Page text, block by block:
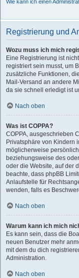
Wie kann ich einen
Registrierung und
Wozu muss ich mich
Eine Registrierung ist
registriert sein musst, um
zusätzliche Funktionen,
Mail-Versand an andere
da sie schnell erledigt ist
Nach oben
Was ist COPPA?
COPPA, ausgeschrieben
Privatsphäre von Kindern
möglicherweise
beziehungsweise des
oder die Website, auf der
beachte, dass phpBB
Anlaufstelle für
wenden, falls es
Nach oben
Warum kann ich mich
Es kann sein, dass die
neuen Benutzer mehr
mit dem du dich
Administration.
Nach oben